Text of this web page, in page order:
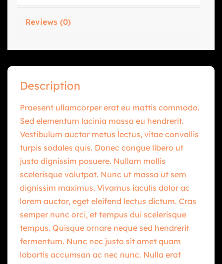
Reviews (0)
Description
Praesent ullamcorper erat eu mattis commodo.
Sed elementum lacinia massa eu hendrerit.
Vestibulum auctor metus lectus, vitae convallis
turpis sodales quis. Donec congue libero ut
justo dignissim posuere. Nullam mollis
scelerisque volutpat. Nunc ut massa ut sem
dignissim maximus. Vivamus iaculis dolor ac
lorem auctor, eget eleifend lectus dictum. Cras
semper nunc orci, et tempus dui scelerisque
tempus. Quisque ornare neque sed hendrerit
fermentum. Nunc nec justo sit amet quam
lobortis accumsan ac nec nunc. Nulla erat